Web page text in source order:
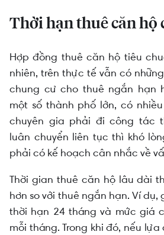
Thời hạn thuê căn hộ
Hợp đồng thuê căn hộ tiêu
nhiên, trên thực tế vẫn có
chung cư cho thuê ngắn hạn
một số thành phố lớn, có
chuyên gia phải đi công tác
luân chuyển liên tục thì khó
phải có kế hoạch cân nhắc về
Thời gian thuê căn hộ lâu dài
hơn so với thuê ngắn hạn. Ví
thời hạn 24 tháng và mức giá
mỗi tháng. Trong khi đó, nếu